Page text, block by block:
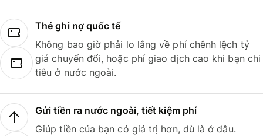
Thẻ ghi nợ quốc tế
Không bao giờ phải lo lắng về phí chênh lệch tỷ
giá chuyển đổi, hoặc phí giao dịch cao khi bạn chi
tiêu ở nước ngoài.
Gửi tiền ra nước ngoài, tiết kiệm phí
Giúp tiền của bạn có giá trị hơn, dù là ở đâu.